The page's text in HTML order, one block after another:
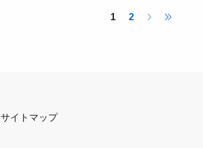
1 2
サイトマップ